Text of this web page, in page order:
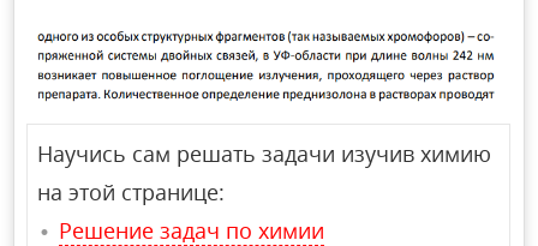
Научись сам решать задачи изучив химию
на этой странице:
Решение задач по химии